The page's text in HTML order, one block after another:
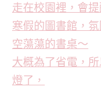
走在校園裡，會
寒假的圖書館，
空蕩蕩的書桌～
大概為了省電，
燈了，